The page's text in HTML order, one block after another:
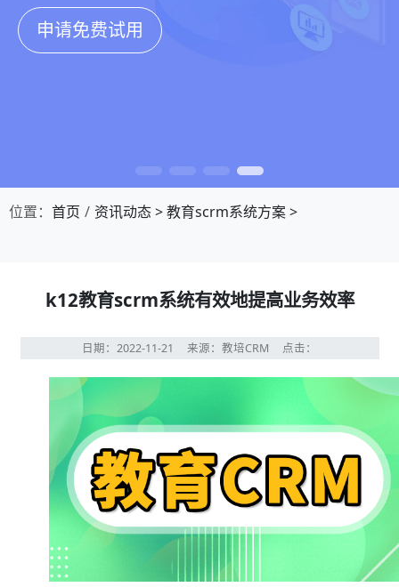
申请免费试用
申请免费试用
申请免费试用
申请免费试用
位置： 首页 资讯动态>教育scrm系统方案>
k12教育scrm系统有效地提高业务效率
日期：2022-11-21 来源：教培CRM 点击：